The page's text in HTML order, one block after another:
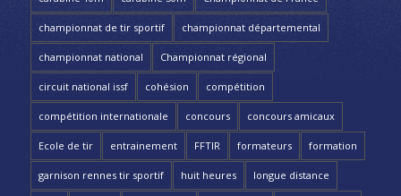
championnat de tir sportif championnat départemental
championnat national Championnat régional
circuit national issf cohésion compétition
compétition internationale concours concours amicaux
Ecole de tir entrainement FFTIR formateurs formation
garnison rennes tir sportif huit heures longue distance